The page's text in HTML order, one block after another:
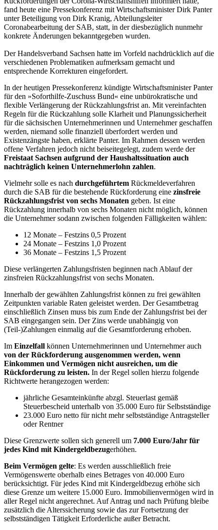
fand heute eine Pressekonferenz mit Wirtschaftsminister Dirk Panter
unter Beteiligung von Dirk Kranig, Abteilungsleiter
Coronabearbeitung der SAB, statt, in der diesbezüglich nunmehr
konkrete Änderungen bekanntgegeben wurden.
Der Handelsverband Sachsen hatte im Vorfeld nachdrücklich auf die
verschiedenen Problematiken aufmerksam gemacht und
entsprechende Korrekturen eingefordert.
In der heutigen Pressekonferenz kündigte Wirtschaftsminister Panter
für den »Soforthilfe-Zuschuss Bund« eine unbürokratische und
flexible Verlängerung der Rückzahlungsfrist an. Mit vereinfachten
Regeln für die Rückzahlung solle Klarheit und Planungssicherheit
für die sächsischen Unternehmerinnen und Unternehmer geschaffen
werden, niemand solle finanziell überfordert werden und
Existenzängste haben, erklärte Panter. Im Rahmen dessen werden
offene Verfahren jedoch nicht beiseitegelegt, zudem werde der
Freistaat Sachsen aufgrund der Haushaltssituation auch
nachträglich keinen Unternehmerlohn zahlen.
Vielmehr solle es nach durchgeführtem Rückmeldeverfahren
durch die SAB für die bestehende Rückforderung eine zinsfreie
Rückzahlungsfrist von sechs Monaten geben. Ist eine
Rückzahlung innerhalb von sechs Monaten nicht möglich, können
die Unternehmer sodann zwischen folgenden Fälligkeiten wählen:
12 Monate – Festzins 0,5 Prozent
24 Monate – Festzins 1,0 Prozent
36 Monate – Festzins 1,5 Prozent
Diese verlängerten Zahlungsfristen beginnen nach Ablauf der
zinsfreien Rückzahlungsfrist von sechs Monaten.
Innerhalb der gewählten Zahlungsfrist können zu frei gewählten
Zeitpunkten variable Raten geleistet werden. Der Gesamtbetrag
einschließlich Zinsen muss bis zum Ende der Zahlungsfrist bei der
SAB eingegangen sein. Der Zins werde unabhängig von
(Teil-)Zahlungen einmalig auf die Gesamtforderung erhoben.
Im Einzelfall können Unternehmerinnen und Unternehmer auch
von der Rückforderung ausgenommen werden, wenn
Einkommen und Vermögen nicht ausreichen, um die
Rückforderung zu leisten. In der Regel sollen hierzu folgende
Richtwerte herangezogen werden:
jährliche Gesamteinkünfte abzgl. Steuerlast gemäß
Steuerbescheid unterhalb von 35.000 Euro für Selbstständige
23.000 Euro netto für nicht mehr selbstständige Antragsteller
oder Rentner
Diese Grenzwerte sollen sich generell um 7.000 Euro/Jahr für
jedes Kind mit Kindergeldbezugerhöhen.
Beim Vermögen gelte: Es werden ausschließlich freie
Vermögenswerte oberhalb eines Betrages von 40.000 Euro
berücksichtigt. Für jedes Kind mit Kindergeldbezug erhöhe sich
diese Grenze um weitere 15.000 Euro. Immobilienvermögen wird in
aller Regel nicht angerechnet. Auf Antrag und nach Prüfung bleibe
zusätzlich die Alterssicherung sowie das zur Fortsetzung der
selbstständigen Tätigkeit Erforderliche außer Betracht.